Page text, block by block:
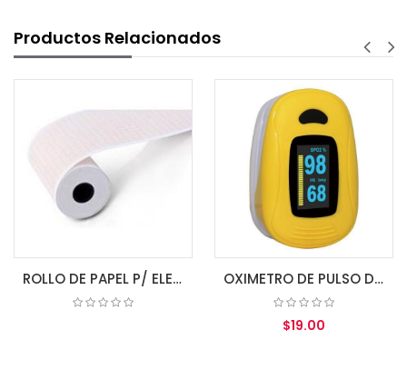
Productos Relacionados
ROLLO DE PAPEL P/ ELECTROCARDIOGRAFO 80MM X 20MM 3 CH OXIMETRO DE PULSO DE DEDO A3 IPX1 ZONDAN
$19.00